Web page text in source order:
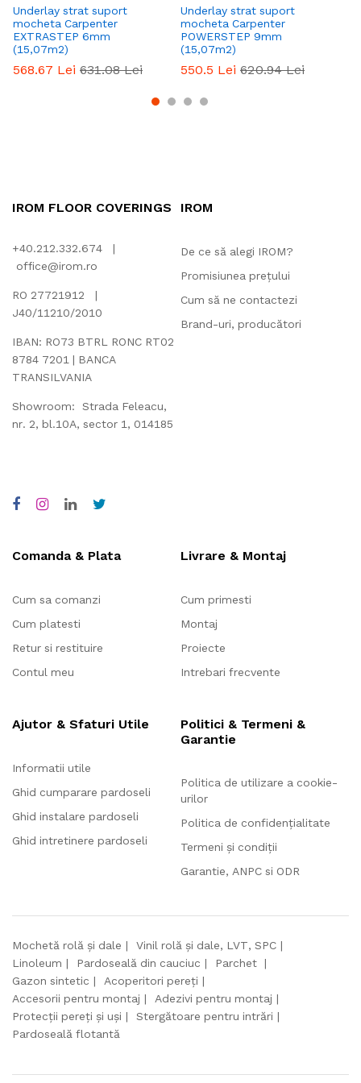
Underlay strat suport
mocheta Carpenter
EXTRASTEP 6mm
(15,07m2)
568.67 Lei 631.08 Lei
Underlay strat suport
mocheta Carpenter
POWERSTEP 9mm
(15,07m2)
550.5 Lei 620.94 Lei
IROM FLOOR COVERINGS
+40.212.332.674 |
office@irom.ro
RO 27721912 |
J40/11210/2010
IBAN: RO73 BTRL RONC RT02
8784 7201 | BANCA
TRANSILVANIA
Showroom: Strada Feleacu,
nr. 2, bl.10A, sector 1, 014185
IROM
De ce să alegi IROM?
Promisiunea prețului
Cum să ne contactezi
Brand-uri, producători
Comanda & Plata
Cum sa comanzi
Cum platesti
Retur si restituire
Contul meu
Livrare & Montaj
Cum primesti
Montaj
Proiecte
Intrebari frecvente
Ajutor & Sfaturi Utile
Informatii utile
Ghid cumparare pardoseli
Ghid instalare pardoseli
Ghid intretinere pardoseli
Politici & Termeni &
Garantie
Politica de utilizare a cookie-
urilor
Politica de confidențialitate
Termeni și condiții
Garantie, ANPC si ODR
Mochetă rolă și dale
Vinil rolă și dale, LVT, SPC
Linoleum
Pardoseală din cauciuc
Parchet
Gazon sintetic
Acoperitori pereți
Accesorii pentru montaj
Adezivi pentru montaj
Protecții pereți și uși
Stergătoare pentru intrări
Pardoseală flotantă